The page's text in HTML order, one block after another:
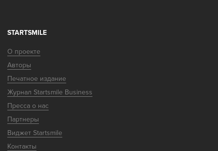
STARTSMILE
О проекте
Авторы
Печатное издание
Журнал Startsmile Business
Пресса о нас
Партнеры
Виджет Startsmile
Контакты